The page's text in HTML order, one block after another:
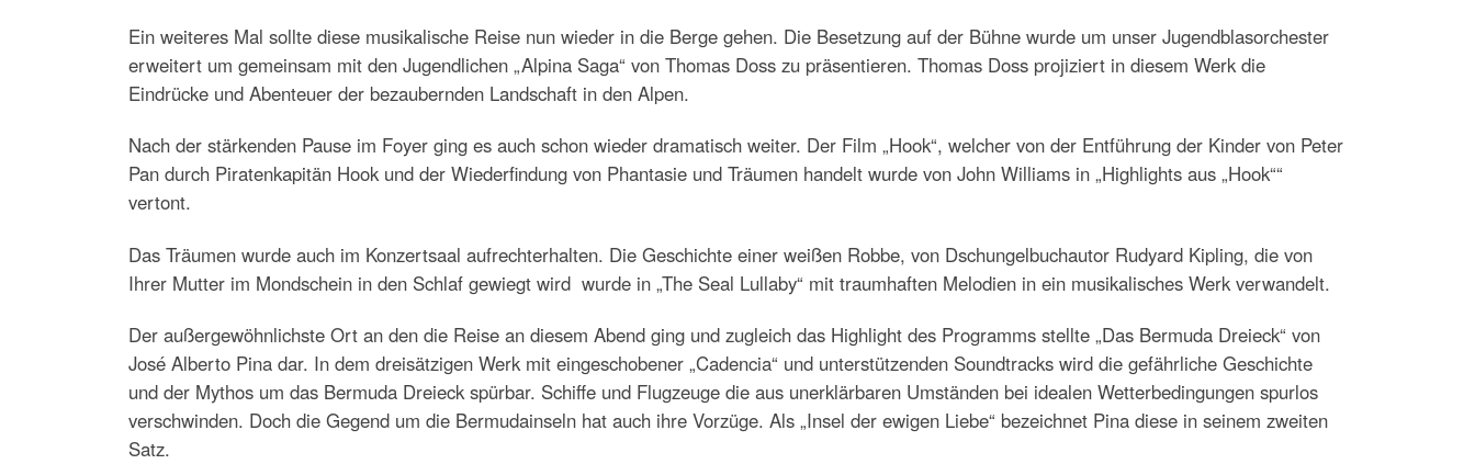
Ein weiteres Mal sollte diese musikalische Reise nun wieder in die Berge gehen. Die Besetzung auf der Bühne wurde um unser Jugendblasorchester
erweitert um gemeinsam mit den Jugendlichen „Alpina Saga“ von Thomas Doss zu präsentieren. Thomas Doss projiziert in diesem Werk die
Eindrücke und Abenteuer der bezaubernden Landschaft in den Alpen.
Nach der stärkenden Pause im Foyer ging es auch schon wieder dramatisch weiter. Der Film „Hook“, welcher von der Entführung der Kinder von Peter
Pan durch Piratenkapitän Hook und der Wiederfindung von Phantasie und Träumen handelt wurde von John Williams in „Highlights aus „Hook““
vertont.
Das Träumen wurde auch im Konzertsaal aufrechterhalten. Die Geschichte einer weißen Robbe, von Dschungelbuchautor Rudyard Kipling, die von
Ihrer Mutter im Mondschein in den Schlaf gewiegt wird wurde in „The Seal Lullaby“ mit traumhaften Melodien in ein musikalisches Werk verwandelt.
Der außergewöhnlichste Ort an den die Reise an diesem Abend ging und zugleich das Highlight des Programms stellte „Das Bermuda Dreieck“ von
José Alberto Pina dar. In dem dreisätzigen Werk mit eingeschobener „Cadencia“ und unterstützenden Soundtracks wird die gefährliche Geschichte
und der Mythos um das Bermuda Dreieck spürbar. Schiffe und Flugzeuge die aus unerklärbaren Umständen bei idealen Wetterbedingungen spurlos
verschwinden. Doch die Gegend um die Bermudainseln hat auch ihre Vorzüge. Als „Insel der ewigen Liebe“ bezeichnet Pina diese in seinem zweiten
Satz.